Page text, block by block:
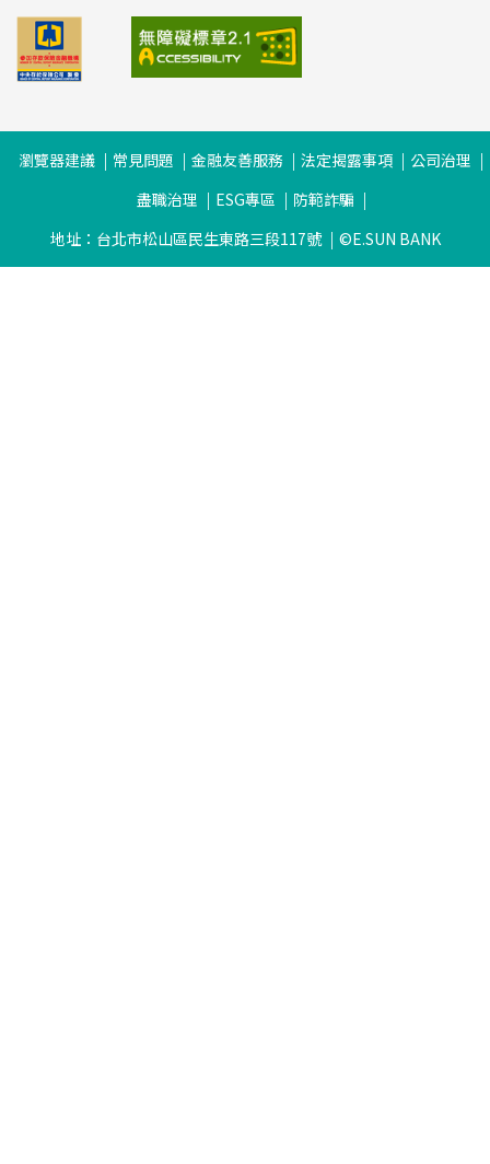
瀏覽器建議 常見問題 金融友善服務 法定揭露事項
公司治理
盡職治理
ESG專區
防範詐騙
地址：台北市松山區民生東路三段117號
©E.SUN BANK